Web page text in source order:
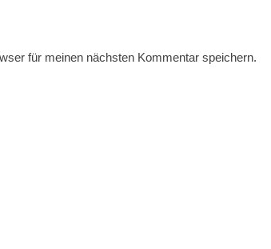
für meinen nächsten Kommentar speichern.